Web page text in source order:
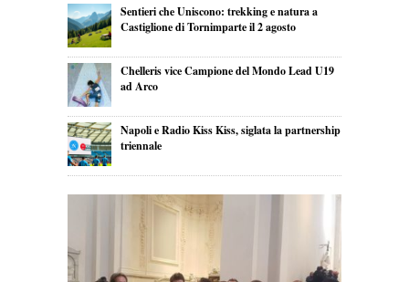
Sentieri che Uniscono: trekking e natura a
Castiglione di Tornimparte il 2 agosto
Chelleris vice Campione del Mondo Lead U19
ad Arco
Napoli e Radio Kiss Kiss, siglata la partnership
triennale